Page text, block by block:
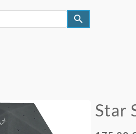
search
Star